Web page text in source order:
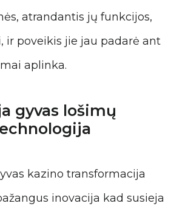
atrandantis jų funkcijos,
ir poveikis jie jau padarė ant
aplinka.
gyvas lošimų
kazino transformacija
inovacija kad susieja